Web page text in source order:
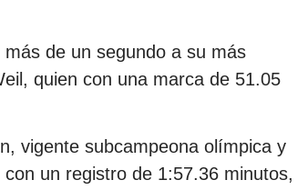
de un segundo a su más
quien con una marca de 51.05
vigente subcampeona olímpica y
un registro de 1:57.36 minutos,